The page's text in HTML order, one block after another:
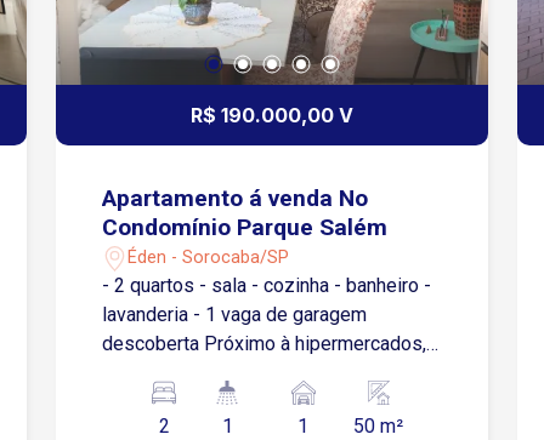
Castelinho, facilitando deslocamento
para outras regiões da cidade e
cidades vizinhas Condomínio com
portaria 24 horas, oferecendo
segurança e controle de acesso Não
R$ 190.000,00 V
Apartamento á venda No
Condomínio Parque Salém
Éden - Sorocaba/SP
- 2 quartos - sala - cozinha - banheiro -
lavanderia - 1 vaga de garagem
descoberta Próximo à hipermercados,
combustível e transporte público.
2
1 1 50 m²